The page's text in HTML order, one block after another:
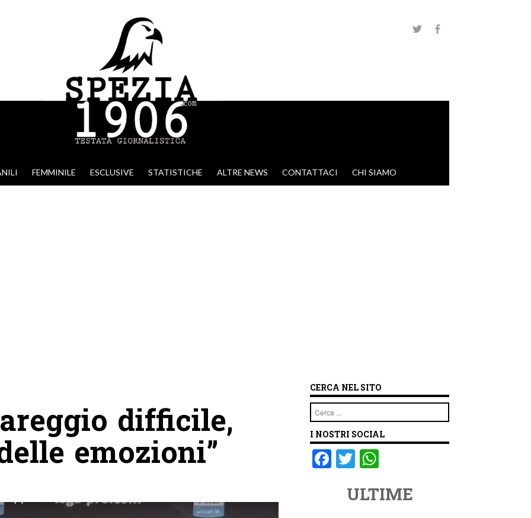
FEMMINILE ESCLUSIVE STATISTICHE ALTRE NEWS CONTATTACI CHI SIAMO
difficile,
emozioni”
CERCA NEL SITO
Cerca
I NOSTRI SOCIAL
F T
tt at
ULTIME